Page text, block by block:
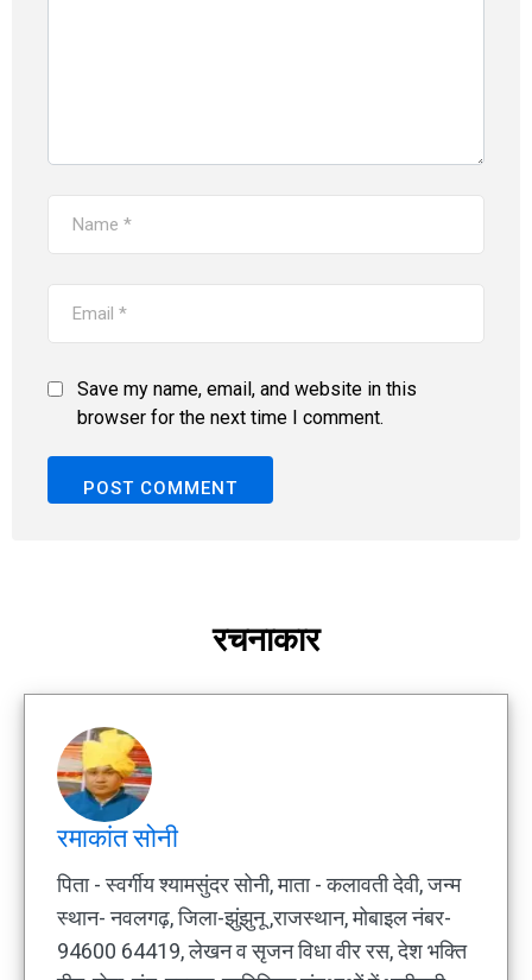
Save my name, email, and website in this
browser for the next time I comment.
रचनाकार
रमाकांत सोनी
पिता - स्वर्गीय श्यामसुंदर सोनी, माता - कलावती देवी, जन्म
स्थान- नवलगढ़, जिला-झुंझुनू ,राजस्थान, मोबाइल नंबर-
94600 64419, लेखन व सृजन विधा वीर रस, देश भक्ति